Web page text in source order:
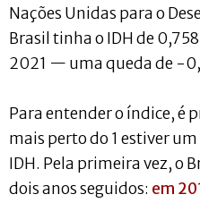
Nações Unidas para o
Brasil tinha o IDH de
2021 — uma queda de -
Para entender o índice, é
mais perto do 1 estiver
IDH. Pela primeira vez, o
dois anos seguidos: em